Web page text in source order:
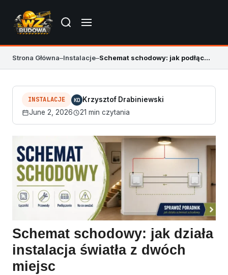
Strona Główna–Instalacje– Schemat schodowy: jak podłączyć światło z 2 miejsc
INSTALACJE KD Krzysztof Drabiniewski
June 2, 2026
21 min czytania
Schemat schodowy: jak działa
instalacja światła z dwóch
miejsc